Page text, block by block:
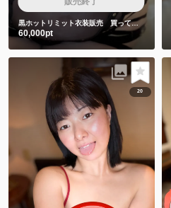
黒ホットリミット衣装販売 買ってくれた人しか見れない特典動画2本付き❤️
60,000pt
20